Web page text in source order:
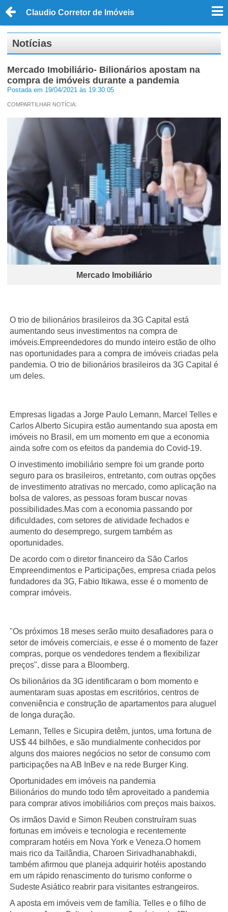
Claudio Corretor de Imóveis
Notícias
Mercado Imobiliário- Bilionários apostam na
compra de imóveis durante a pandemia
Postada em 19/04/2021 às 19:30:05
COMPARTILHAR NOTÍCIA:
Mercado Imobiliário
O trio de bilionários brasileiros da 3G Capital está
aumentando seus investimentos na compra de
imóveis.Empreendedores do mundo inteiro estão de olho
nas oportunidades para a compra de imóveis criadas pela
pandemia. O trio de bilionários brasileiros da 3G Capital é
um deles.
Empresas ligadas a Jorge Paulo Lemann, Marcel Telles e
Carlos Alberto Sicupira estão aumentando sua aposta em
imóveis no Brasil, em um momento em que a economia
ainda sofre com os efeitos da pandemia do Covid-19.
O investimento imobiliário sempre foi um grande porto
seguro para os brasileiros, entretanto, com outras opções
de investimento atrativas no mercado, como aplicação na
bolsa de valores, as pessoas foram buscar novas
possibilidades.Mas com a economia passando por
dificuldades, com setores de atividade fechados e
aumento do desemprego, surgem também as
oportunidades.
De acordo com o diretor financeiro da São Carlos
Empreendimentos e Participações, empresa criada pelos
fundadores da 3G, Fabio Itikawa, esse é o momento de
comprar imóveis.
"Os próximos 18 meses serão muito desafiadores para o
setor de imóveis comerciais, e esse é o momento de fazer
compras, porque os vendedores tendem a flexibilizar
preços", disse para a Bloomberg.
Os bilionários da 3G identificaram o bom momento e
aumentaram suas apostas em escritórios, centros de
conveniência e construção de apartamentos para aluguel
de longa duração.
Lemann, Telles e Sicupira detêm, juntos, uma fortuna de
US$ 44 bilhões, e são mundialmente conhecidos por
alguns dos maiores negócios no setor de consumo com
participações na AB InBev e na rede Burger King.
Oportunidades em imóveis na pandemia
Bilionários do mundo todo têm aproveitado a pandemia
para comprar ativos imobiliários com preços mais baixos.
Os irmãos David e Simon Reuben construíram suas
fortunas em imóveis e tecnologia e recentemente
compraram hotéis em Nova York e Veneza.O homem
mais rico da Tailândia, Charoen Sirivadhanabhakdi,
também afirmou que planeja adquirir hotéis apostando
em um rápido renascimento do turismo conforme o
Sudeste Asiático reabrir para visitantes estrangeiros.
A aposta em imóveis vem de família. Telles e o filho de